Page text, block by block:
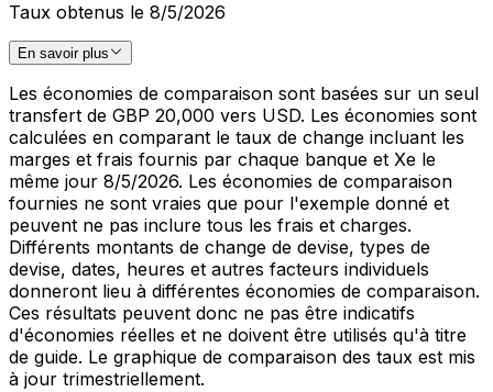
Taux obtenus le 8/5/2026
En savoir plus
Les économies de comparaison sont basées sur un seul
transfert de GBP 20,000 vers USD. Les économies sont
calculées en comparant le taux de change incluant les
marges et frais fournis par chaque banque et Xe le
même jour 8/5/2026. Les économies de comparaison
fournies ne sont vraies que pour l'exemple donné et
peuvent ne pas inclure tous les frais et charges.
Différents montants de change de devise, types de
devise, dates, heures et autres facteurs individuels
donneront lieu à différentes économies de comparaison.
Ces résultats peuvent donc ne pas être indicatifs
d'économies réelles et ne doivent être utilisés qu'à titre
de guide. Le graphique de comparaison des taux est mis
à jour trimestriellement.